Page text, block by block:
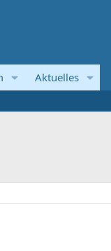
Aktuelles